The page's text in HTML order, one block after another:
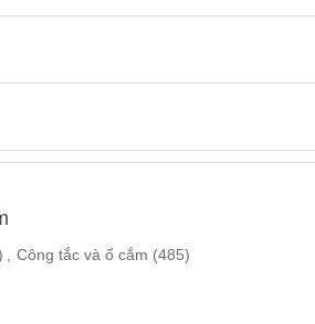
, Công tắc và ổ cắm (485)